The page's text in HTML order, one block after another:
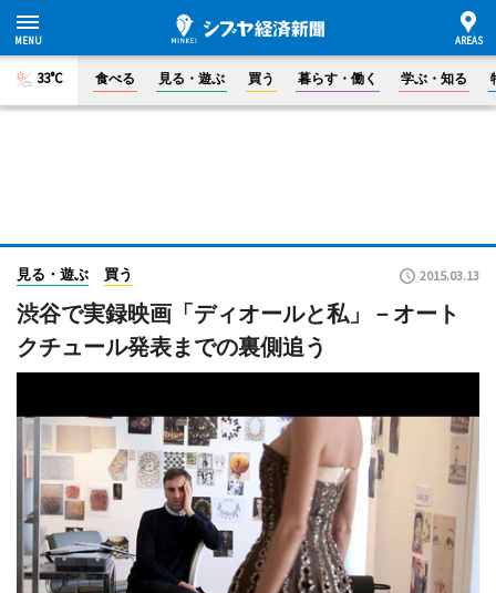
33°C 食べる 見る・遊ぶ 買う 暮らす・働く 学ぶ・知る
見る・遊ぶ 買う 2015.03.13
渋谷で実録映画「ディオールと私」－オート
クチュール発表までの裏側追う